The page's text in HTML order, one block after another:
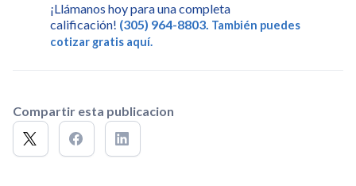
¡Llámanos hoy para una completa
calificación! (305) 964-8803. También puedes
cotizar gratis aquí.
Compartir esta publicacion